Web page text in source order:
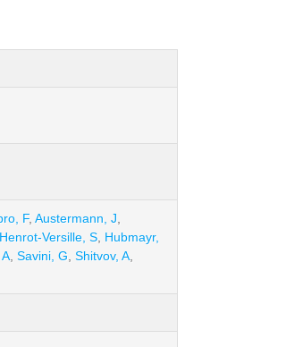
F, Austermann, J
Henrot-Versille, S Hubmayr,
Savini, G Shitvov, A